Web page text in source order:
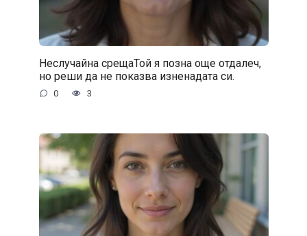
Неслучайна срещаТой я позна още отдалеч,
но реши да не показва изненадата си.
0 3